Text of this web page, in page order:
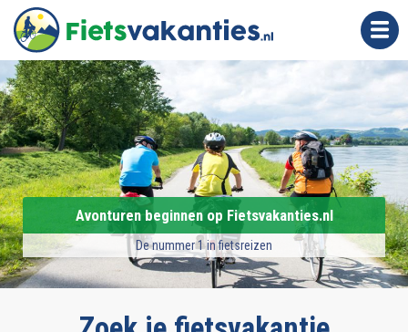
e
r
s
l
a
a
n
e
n
n
a
Avonturen beginnen op Fietsvakanties.nl
De nummer 1 in fietsreizen